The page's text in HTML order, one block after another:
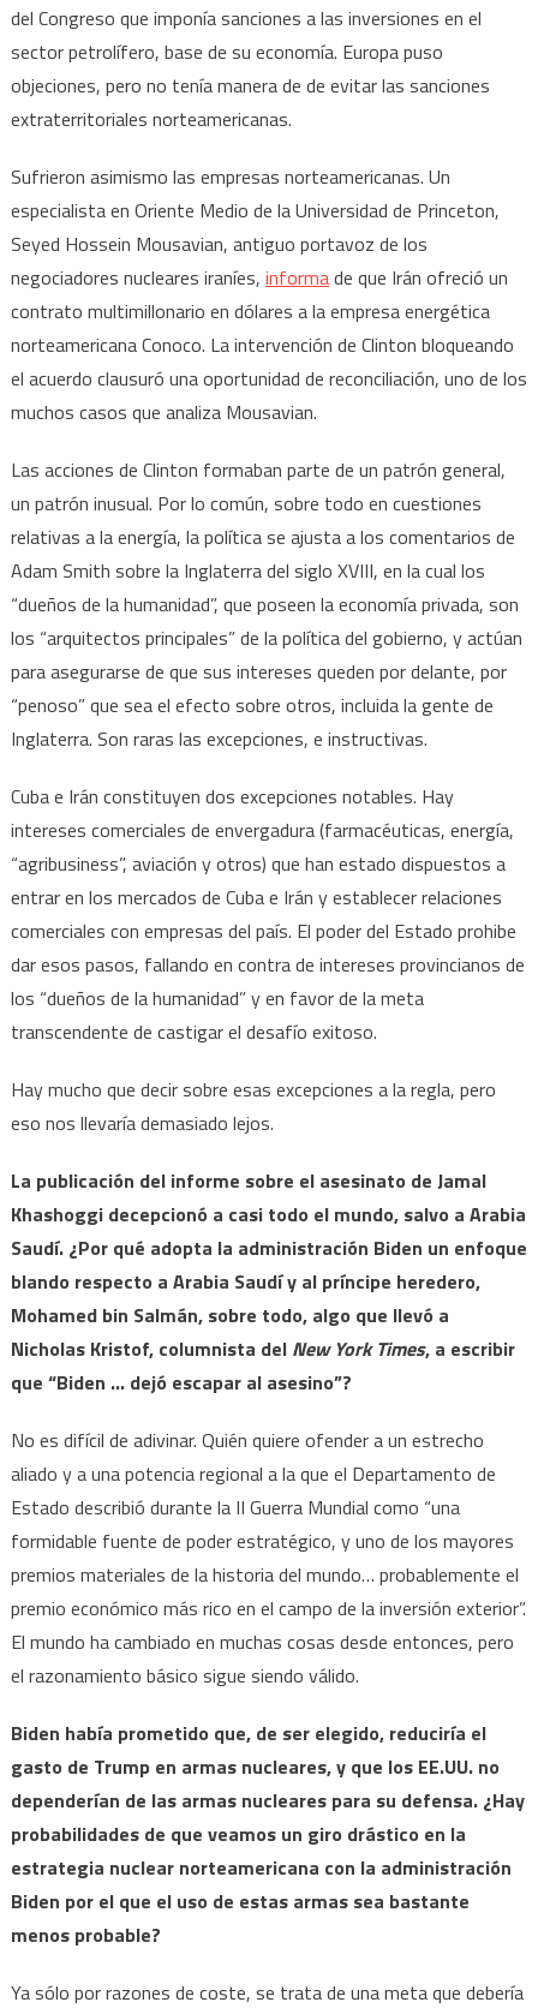
del Congreso que imponía sanciones a las inversiones en el
sector petrolífero, base de su economía. Europa puso
objeciones, pero no tenía manera de de evitar las sanciones
extraterritoriales norteamericanas.
Sufrieron asimismo las empresas norteamericanas. Un
especialista en Oriente Medio de la Universidad de Princeton,
Seyed Hossein Mousavian, antiguo portavoz de los
negociadores nucleares iraníes, informade que Irán ofreció un
contrato multimillonario en dólares a la empresa energética
norteamericana Conoco. La intervención de Clinton bloqueando
el acuerdo clausuró una oportunidad de reconciliación, uno de los
muchos casos que analiza Mousavian.
Las acciones de Clinton formaban parte de un patrón general,
un patrón inusual. Por lo común, sobre todo en cuestiones
relativas a la energía, la política se ajusta a los comentarios de
Adam Smith sobre la Inglaterra del siglo XVIII, en la cual los
“dueños de la humanidad”, que poseen la economía privada, son
los “arquitectos principales” de la política del gobierno, y actúan
para asegurarse de que sus intereses queden por delante, por
“penoso” que sea el efecto sobre otros, incluida la gente de
Inglaterra. Son raras las excepciones, e instructivas.
Cuba e Irán constituyen dos excepciones notables. Hay
intereses comerciales de envergadura (farmacéuticas, energía,
“agribusiness”, aviación y otros) que han estado dispuestos a
entrar en los mercados de Cuba e Irán y establecer relaciones
comerciales con empresas del país. El poder del Estado prohibe
dar esos pasos, fallando en contra de intereses provincianos de
los “dueños de la humanidad” y en favor de la meta
transcendente de castigar el desafío exitoso.
Hay mucho que decir sobre esas excepciones a la regla, pero
eso nos llevaría demasiado lejos.
La publicación del informe sobre el asesinato de Jamal
Khashoggi decepcionó a casi todo el mundo, salvo a Arabia
Saudí. ¿Por qué adopta la administración Biden un enfoque
blando respecto a Arabia Saudí y al príncipe heredero,
Mohamed bin Salmán, sobre todo, algo que llevó a
Nicholas Kristof, columnista del New York Times, a escribir
que “Biden … dejó escapar al asesino”?
No es difícil de adivinar. Quién quiere ofender a un estrecho
aliado y a una potencia regional a la que el Departamento de
Estado describió durante la II Guerra Mundial como “una
formidable fuente de poder estratégico, y uno de los mayores
premios materiales de la historia del mundo… probablemente el
premio económico más rico en el campo de la inversión exterior”.
El mundo ha cambiado en muchas cosas desde entonces, pero
el razonamiento básico sigue siendo válido.
Biden había prometido que, de ser elegido, reduciría el
gasto de Trump en armas nucleares, y que los EE.UU. no
dependerían de las armas nucleares para su defensa. ¿Hay
probabilidades de que veamos un giro drástico en la
estrategia nuclear norteamericana con la administración
Biden por el que el uso de estas armas sea bastante
menos probable?
Ya sólo por razones de coste, se trata de una meta que debería